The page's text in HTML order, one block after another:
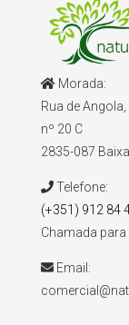
Morada:
Rua de Angola,
nº 20 C
2835-087
Telefone:
(+351) 912 84
Chamada para
Email: